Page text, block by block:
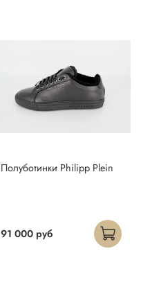
Полуботинки Philipp Plein
91 000 руб